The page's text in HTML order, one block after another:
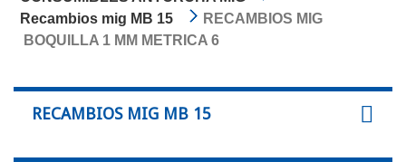
Recambios mig MB 15
RECAMBIOS MIG
BOQUILLA 1 MM METRICA 6
RECAMBIOS MIG MB 15